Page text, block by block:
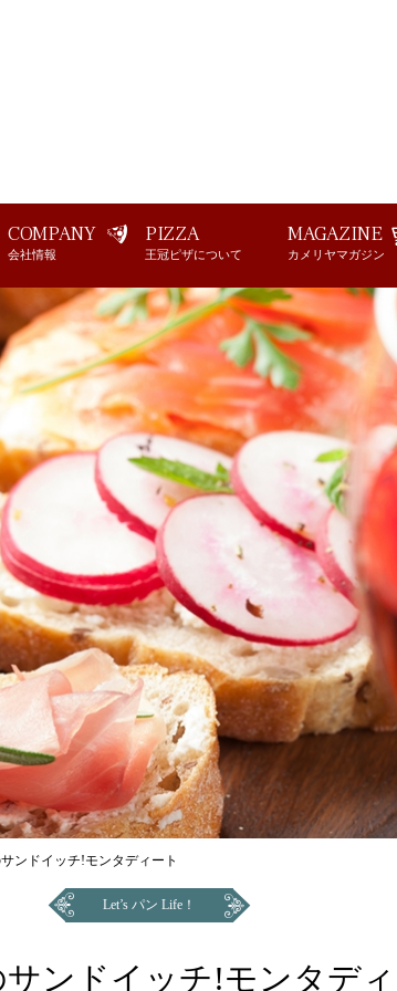
COMPANY
会社情報
PIZZA
王冠ピザについて
MAGAZINE
カメリヤマガジン
ンドイッチ!モンタディート
Let’s パン Life！
サンドイッチ!モンタデ